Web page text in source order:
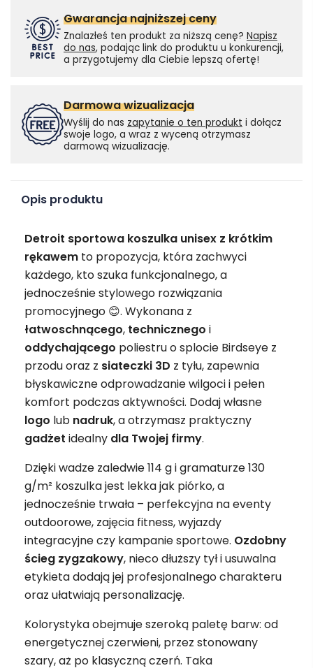
Gwarancja najniższej ceny
Znalazłeś ten produkt za niższą cenę? Napisz
do nas, podając link do produktu u konkurencji,
a przygotujemy dla Ciebie lepszą ofertę!
Darmowa wizualizacja
Wyślij do nas zapytanie o ten produkt i dołącz
swoje logo, a wraz z wyceną otrzymasz
darmową wizualizację.
Opis produktu
Detroit sportowa koszulka unisex z krótkim
rękawem to propozycja, która zachwyci
każdego, kto szuka funkcjonalnego, a
jednocześnie stylowego rozwiązania
promocyjnego 😊. Wykonana z
łatwoschnącego, technicznego i
oddychającego poliestru o splocie Birdseye z
przodu oraz z siateczki 3D z tyłu, zapewnia
błyskawiczne odprowadzanie wilgoci i pełen
komfort podczas aktywności. Dodaj własne
logo lub nadruk, a otrzymasz praktyczny
gadżet idealny dla Twojej firmy.
Dzięki wadze zaledwie 114 g i gramaturze 130
g/m² koszulka jest lekka jak piórko, a
jednocześnie trwała – perfekcyjna na eventy
outdoorowe, zajęcia fitness, wyjazdy
integracyjne czy kampanie sportowe. Ozdobny
ścieg zygzakowy, nieco dłuższy tył i usuwalna
etykieta dodają jej profesjonalnego charakteru
oraz ułatwiają personalizację.
Kolorystyka obejmuje szeroką paletę barw: od
energetycznej czerwieni, przez stonowany
szary, aż po klasyczną czerń. Taka